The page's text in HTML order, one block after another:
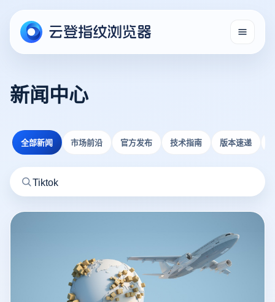
新闻中心
全部新闻 市场前沿 官方发布 技术指南 版本速递